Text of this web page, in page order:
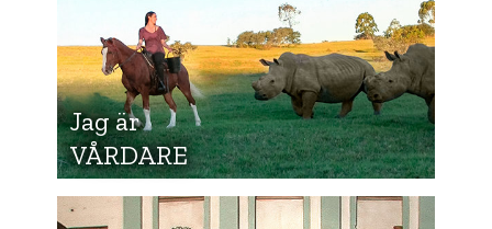
Jag är
VÅRDARE